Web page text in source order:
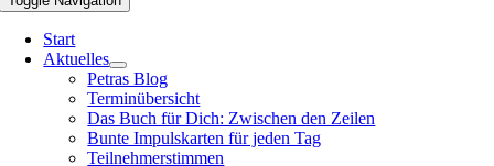
Start
Aktuelles
Petras Blog
Terminübersicht
Das Buch für Dich: Zwischen den Zeilen
Bunte Impulskarten für jeden Tag
Teilnehmerstimmen